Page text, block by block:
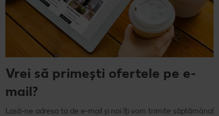
Vrei să primești ofertele pe e-
mail?
Lasă-ne adresa ta de e-mail și noi îți vom trimite săptămânal